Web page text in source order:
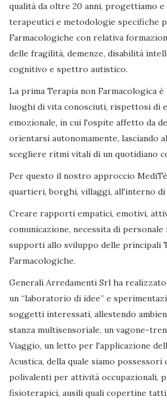
qualità da oltre 20 anni, progettiamo
terapeutici e metodologie specifiche
Farmacologiche con relativa
delle fragilità, demenze, disabilità
cognitivo e spettro autistico.
La prima Terapia non Farmacologica
luoghi di vita conosciuti, rispettosi di
emozionale, in cui l'ospite affetto da
orientarsi autonomamente, lasciando
scegliere ritmi vitali di un quotidiano
Per questo il nostro approccio
quartieri, borghi, villaggi, all'interno
Creare rapporti empatici, emotivi,
comunicazione, necessita di
supporti allo sviluppo delle principali
Farmacologiche.
Generali Arredamenti Srl ha
un “laboratorio di idee” e
soggetti interessati, allestendo
stanza multisensoriale, un vagone-
Viaggio, un letto per l'applicazione
Acustica, della quale siamo
polivalenti per attività occupazionali,
fisioterapici, ausili quali copertine